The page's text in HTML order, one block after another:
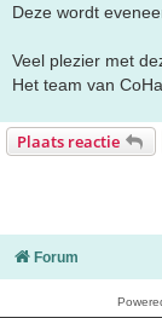
Deze wordt
Veel plezier met
Het team van
Plaats reactie
Forum